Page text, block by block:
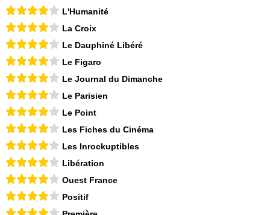
L'Humanité
La Croix
Le Dauphiné Libéré
Le Figaro
Le Journal du Dimanche
Le Parisien
Le Point
Les Fiches du Cinéma
Les Inrockuptibles
Libération
Ouest France
Positif